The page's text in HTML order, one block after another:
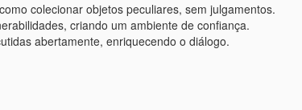
colecionar objetos peculiares, sem julgamentos.
criando um ambiente de confiança.
abertamente, enriquecendo o diálogo.